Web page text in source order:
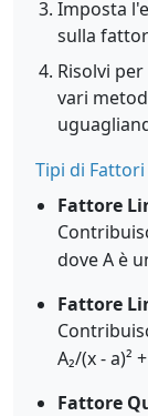
Imposta
sulla
Risolvi
vari
Tipi di
Fattore
dove A è
Fattore
A₂/(x - a)²
Fattore